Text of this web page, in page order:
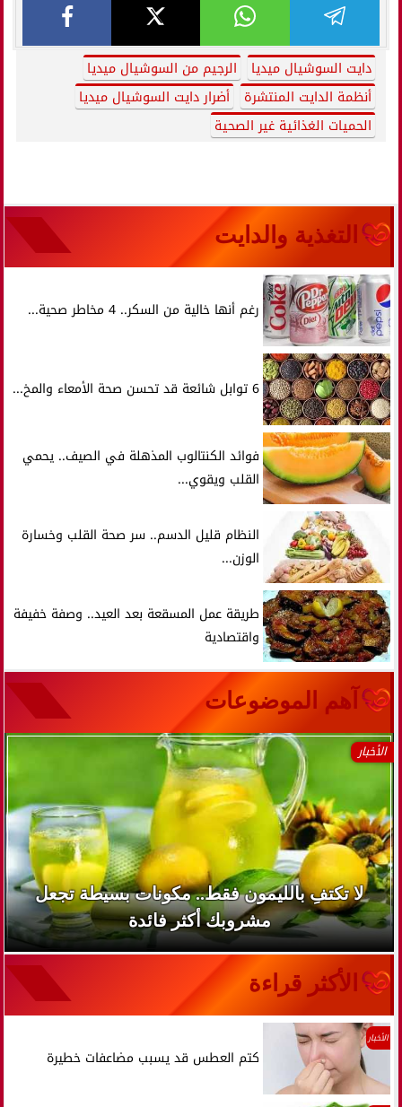
دايت السوشيال ميديا
الرجيم من السوشيال ميديا
أنظمة الدايت المنتشرة
أضرار دايت السوشيال ميديا
الحميات الغذائية غير الصحية
التغذية والدايت
رغم أنها خالية من السكر.. 4 مخاطر صحية...
6 توابل شائعة قد تحسن صحة الأمعاء والمخ...
فوائد الكنتالوب المذهلة في الصيف.. يحمي
القلب ويقوي...
النظام قليل الدسم.. سر صحة القلب وخسارة
الوزن...
طريقة عمل المسقعة بعد العيد.. وصفة خفيفة
واقتصادية
آهم الموضوعات
الأخبار
لا تكتفِ بالليمون فقط.. مكونات بسيطة تجعل
مشروبك أكثر فائدة
الأكثر قراءة
الأخبار
كتم العطس قد يسبب مضاعفات خطيرة